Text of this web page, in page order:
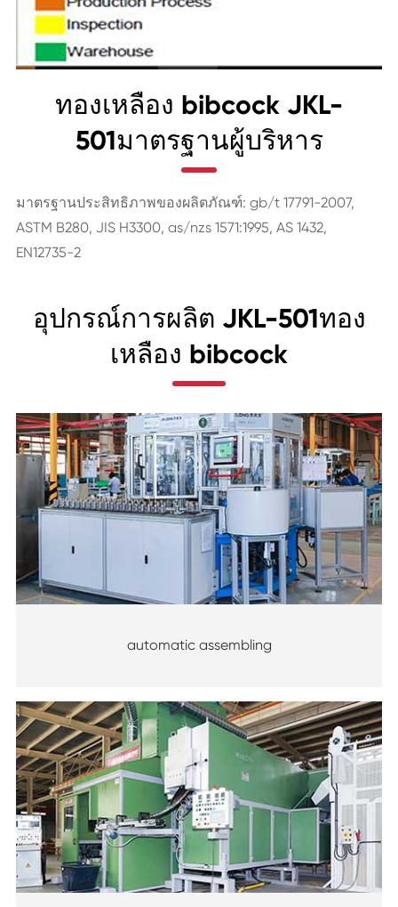
ทองเหลือง bibcock JKL-
501มาตรฐานผู้บริหาร
มาตรฐานประสิทธิภาพของผลิตภัณฑ์: gb/t 17791-2007,
ASTM B280, JIS H3300, as/nzs 1571:1995, AS 1432,
EN12735-2
อุปกรณ์การผลิต JKL-501ทอง
เหลือง bibcock
automatic assembling